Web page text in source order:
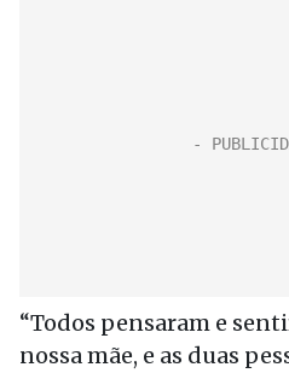
“Todos pensaram e
nossa mãe, e as duas